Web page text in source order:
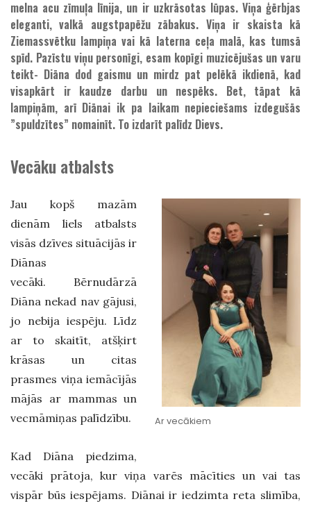
melna acu zīmuļa līnija, un ir uzkrāsotas lūpas. Viņa ģērbjas
eleganti, valkā augstpapēžu zābakus. Viņa ir skaista kā
Ziemassvētku lampiņa vai kā laterna ceļa malā, kas tumsā
spīd. Pazīstu viņu personīgi, esam kopīgi muzicējušas un varu
teikt- Diāna dod gaismu un mirdz pat pelēkā ikdienā, kad
visapkārt ir kaudze darbu un nespēks. Bet, tāpat kā
lampiņām, arī Diānai ik pa laikam nepieciešams izdegušās
”spuldzītes” nomainīt. To izdarīt palīdz Dievs.
Vecāku atbalsts
Ar vecākiem
Jau kopš mazām
dienām liels atbalsts
visās dzīves situācijās ir
Diānas
vecāki. Bērnudārzā
Diāna nekad nav gājusi,
jo nebija iespēju. Līdz
ar to skaitīt, atšķirt
krāsas un citas
prasmes viņa iemācījās
mājās ar mammas un
vecmāmiņas palīdzību.
Kad Diāna piedzima,
vecāki prātoja, kur viņa varēs mācīties un vai tas
vispār būs iespējams. Diānai ir iedzimta reta slimība,